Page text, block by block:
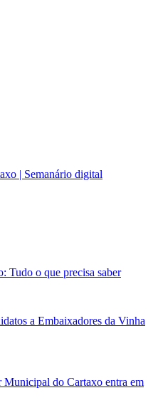
| Semanário digital
Tudo o que precisa saber
a Embaixadores da Vinha
Municipal do Cartaxo entra em